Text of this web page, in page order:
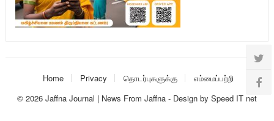
Home Privacy தொடர்புகளுக்கு
எம்மைப்பற்றி
© 2026 Jaffna Journal | News From Jaffna- Design by Speed IT net